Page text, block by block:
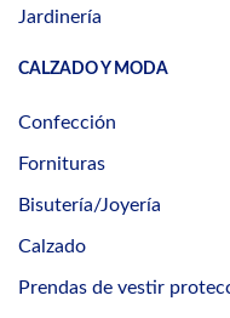
Jardinería
CALZADO Y MODA
Confección
Fornituras
Bisutería/Joyería
Calzado
Prendas de vestir